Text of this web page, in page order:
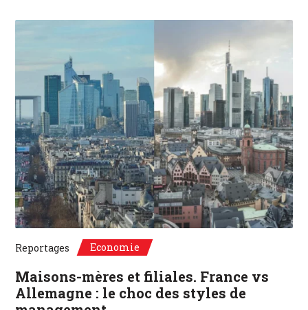
Reportages Economie
Maisons-mères et filiales. France vs
Allemagne : le choc des styles de